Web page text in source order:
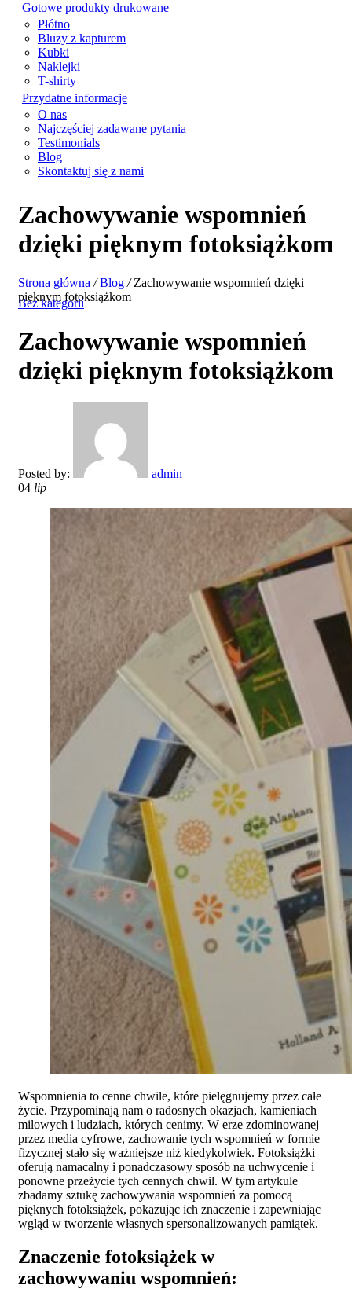
Gotowe produkty drukowane
Płótno
Bluzy z kapturem
Kubki
Naklejki
T-shirty
Przydatne informacje
O nas
Najczęściej zadawane pytania
Testimonials
Blog
Skontaktuj się z nami
Zachowywanie wspomnień
dzięki pięknym fotoksiążkom
Strona główna /Blog /Zachowywanie wspomnień dzięki
pięknym fotoksiążkom
Bez kategorii
Zachowywanie wspomnień
dzięki pięknym fotoksiążkom
Posted by:
admin
04 lip
Wspomnienia to cenne chwile, które pielęgnujemy przez całe
życie. Przypominają nam o radosnych okazjach, kamieniach
milowych i ludziach, których cenimy. W erze zdominowanej
przez media cyfrowe, zachowanie tych wspomnień w formie
fizycznej stało się ważniejsze niż kiedykolwiek. Fotoksiążki
oferują namacalny i ponadczasowy sposób na uchwycenie i
ponowne przeżycie tych cennych chwil. W tym artykule
zbadamy sztukę zachowywania wspomnień za pomocą
pięknych fotoksiążek, pokazując ich znaczenie i zapewniając
wgląd w tworzenie własnych spersonalizowanych pamiątek.
Znaczenie fotoksiążek w
zachowywaniu wspomnień: